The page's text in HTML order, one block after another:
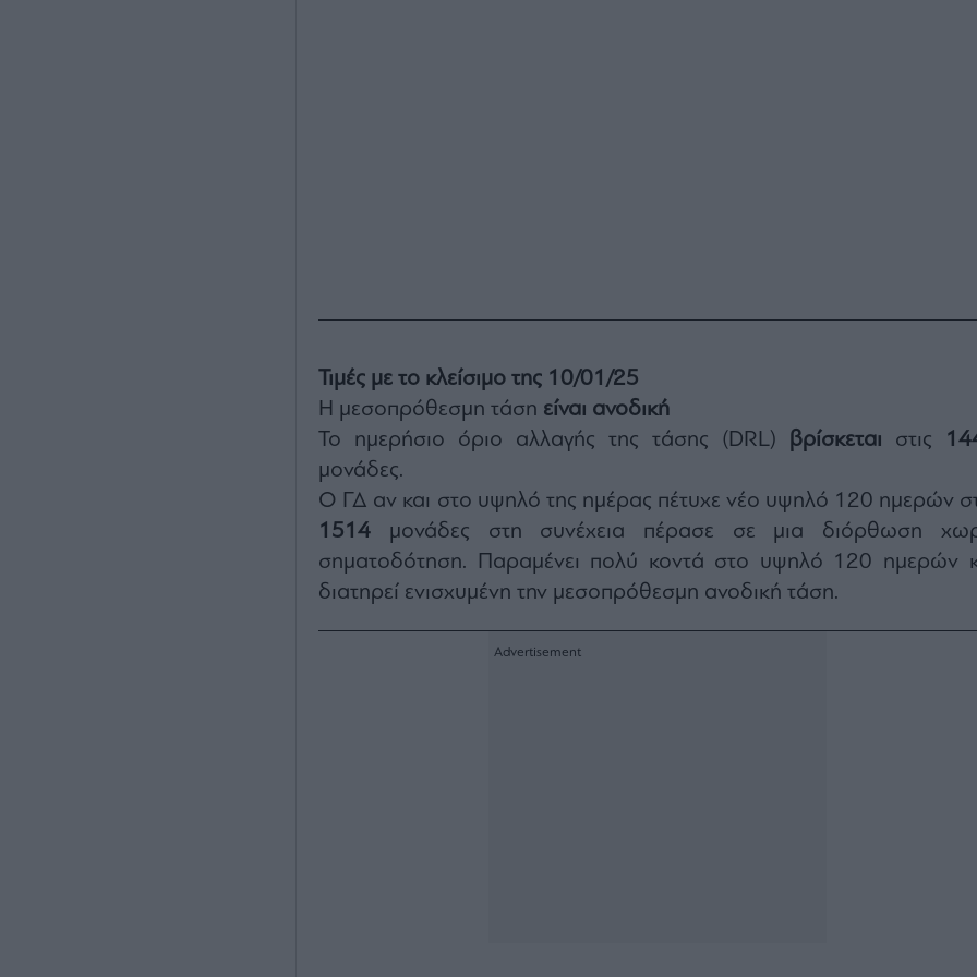
Τιμές με το κλείσιμο της 10/01/25
Η μεσοπρόθεσμη τάση είναι ανοδική
Το ημερήσιο όριο αλλαγής της τάσης (DRL)
βρίσκεται στις
μονάδες.
Ο ΓΔ αν και στο υψηλό της ημέρας πέτυχε νέο υψηλό 120 ημερών
1514 μονάδες στη συνέχεια πέρασε σε μια διόρθωση
σηματοδότηση. Παραμένει πολύ κοντά στο υψηλό 120 ημερών
διατηρεί ενισχυμένη την μεσοπρόθεσμη ανοδική τάση.